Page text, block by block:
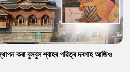
কৰা বুলবুল শ্বাহৰ পৱিত্ৰ দৰগাহ আজিও